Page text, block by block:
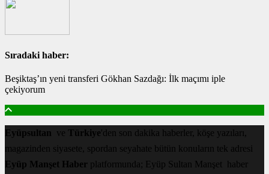
Sıradaki haber:
Beşiktaş’ın yeni transferi Gökhan Sazdağı: İlk maçımı iple
çekiyorum
Eyüpsultan ve Türkiye'den son dakika haberler, köşe yazıları,
magazinden siyasete, spordan seyahate bütün konuların tek adresi
Eyüp Manşet Haber platformunda; Eyüp Sultan Manşet haber